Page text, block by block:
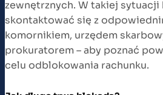
zewnętrznych. W takiej
skontaktować się z
komornikiem, urzędem
prokuratorem – aby poznać
celu odblokowania rachunku.